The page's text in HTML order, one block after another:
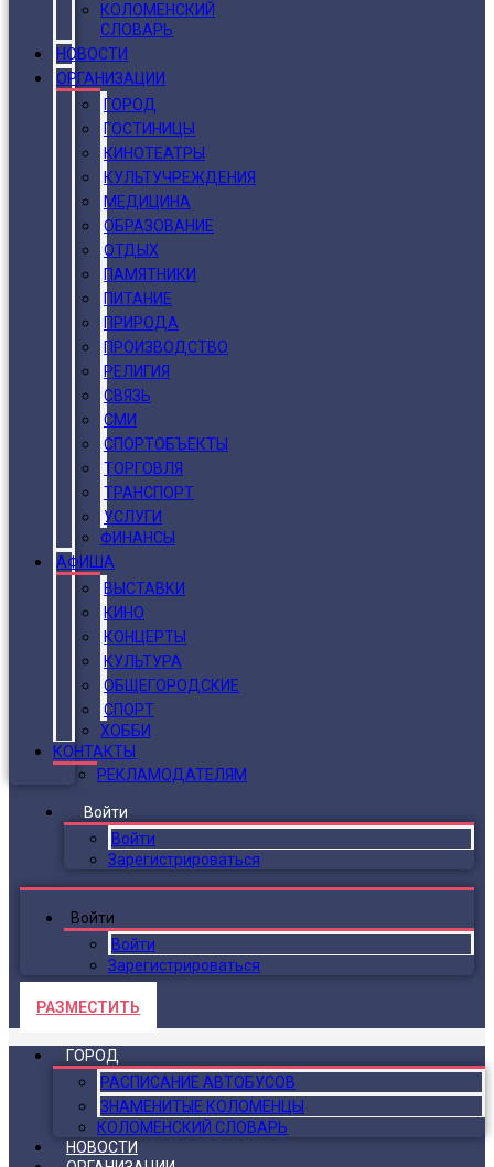
КОЛОМЕНСКИЙ
СЛОВАРЬ
НОВОСТИ
ОРГАНИЗАЦИИ
ГОРОД
ГОСТИНИЦЫ
КИНОТЕАТРЫ
КУЛЬТУЧРЕЖДЕНИЯ
МЕДИЦИНА
ОБРАЗОВАНИЕ
ОТДЫХ
ПАМЯТНИКИ
ПИТАНИЕ
ПРИРОДА
ПРОИЗВОДСТВО
РЕЛИГИЯ
СВЯЗЬ
СМИ
СПОРТОБЪЕКТЫ
ТОРГОВЛЯ
ТРАНСПОРТ
УСЛУГИ
ФИНАНСЫ
АФИША
ВЫСТАВКИ
КИНО
КОНЦЕРТЫ
КУЛЬТУРА
ОБЩЕГОРОДСКИЕ
СПОРТ
ХОББИ
КОНТАКТЫ
РЕКЛАМОДАТЕЛЯМ
Войти
Войти
Зарегистрироваться
Войти
Войти
Зарегистрироваться
РАЗМЕСТИТЬ
ГОРОД
РАСПИСАНИЕ АВТОБУСОВ
ЗНАМЕНИТЫЕ КОЛОМЕНЦЫ
КОЛОМЕНСКИЙ СЛОВАРЬ
НОВОСТИ